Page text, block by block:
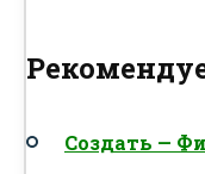
Создать —